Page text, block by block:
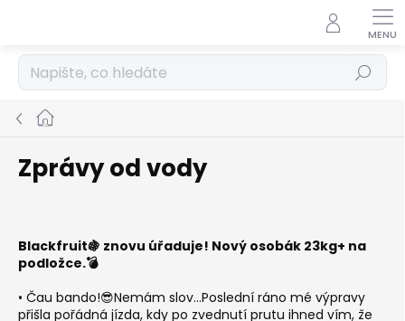
Hledat
Domů
Zprávy od vody
Blackfruit🍇 znovu úřaduje! Nový osobák 23kg+ na
podložce.💣
• Čau bando!😎Nemám slov…Poslední ráno mé výpravy
přišla pořádná jízda, kdy po zvednutí prutu ihned vím, že